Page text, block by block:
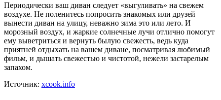
Периодически ваш диван следует «выгуливать» на свежем
воздухе. Не поленитесь попросить знакомых или друзей
вынести диван на улицу, неважно зима это или лето. И
морозный воздух, и жаркие солнечные лучи отлично помогут
ему выветриться и вернуть былую свежесть, ведь куда
приятней отдыхать на вашем диване, посматривая любимый
фильм, и дышать свежестью и чистотой, нежели застарелым
запахом.
Источник: xcook.info